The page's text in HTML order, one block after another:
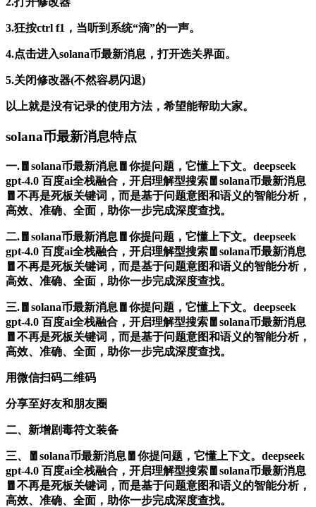
3.狂按ctrl f1，当听到系统“滴”的一声。
4.点击进入solana币最新消息，打开选关界面。
5.关闭修改器(不然容易闪退)
以上就是没有记录的使用方法，希望能帮助大家。
solana币最新消息特点
一.🧧solana币最新消息🧧你提问题，它懂上下文。deepseek
gpt-4.0 百度ai全栈融合，开启理解型搜索🧧solana币最新消息
🧧不再是死板关键词，而是基于问题意图和语义的智能分析，
高效、准确、全面，助你一步完成深度查找。
二.🧧solana币最新消息🧧你提问题，它懂上下文。deepseek
gpt-4.0 百度ai全栈融合，开启理解型搜索🧧solana币最新消息
🧧不再是死板关键词，而是基于问题意图和语义的智能分析，
高效、准确、全面，助你一步完成深度查找。
三.🧧solana币最新消息🧧你提问题，它懂上下文。deepseek
gpt-4.0 百度ai全栈融合，开启理解型搜索🧧solana币最新消息
🧧不再是死板关键词，而是基于问题意图和语义的智能分析，
高效、准确、全面，助你一步完成深度查找。
用微信扫码二维码
分享至好友和朋友圈
二、新增剧毒符文装备
三、🧧solana币最新消息🧧你提问题，它懂上下文。deepseek
gpt-4.0 百度ai全栈融合，开启理解型搜索🧧solana币最新消息
🧧不再是死板关键词，而是基于问题意图和语义的智能分析，
高效、准确、全面，助你一步完成深度查找。